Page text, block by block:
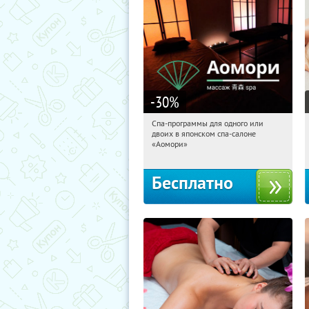
-30%
04:59:55 Получили:
Спортивная
Спа-программы для одного или
двоих в японском спа-салоне
«Аомори»
Бесплатно